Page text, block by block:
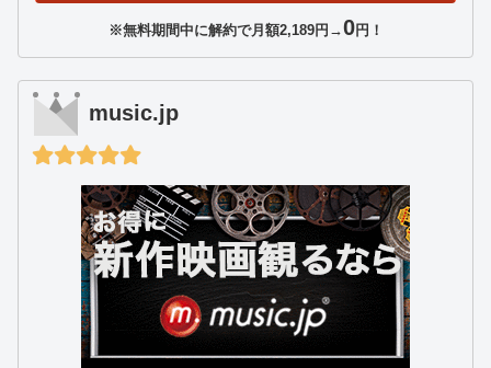
※無料期間中に解約で月額2,189円→0円！
music.jp